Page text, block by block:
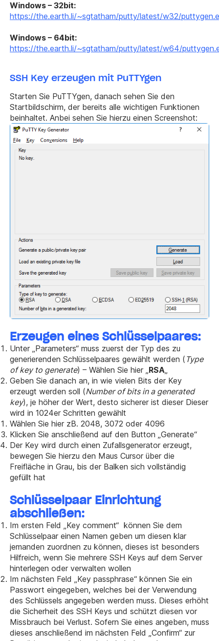
Windows – 32bit:
https://the.earth.li/~sgtatham/putty/latest/w32/
Windows – 64bit:
https://the.earth.li/~sgtatham/putty/latest/w64/
SSH Key erzeugen mit PuTTYgen
Starten Sie PuTTYgen, danach sehen Sie den
Startbildschirm, der bereits alle wichtigen Funktionen
beinhaltet. Anbei sehen Sie hierzu einen Screenshot:
Erzeugen eines Schlüsselpaares:
Unter „Parameters“ muss zuerst der Typ des zu
generierenden Schlüsselpaares gewählt werden ( Type
of key to generate) – Wählen Sie hier „RSA„
Geben Sie danach an, in wie vielen Bits der Key
erzeugt werden soll (Number of bits in a generated
key), je höher der Wert, desto sicherer ist dieser Dieser
wird in 1024er Schritten gewählt
Wählen Sie hier zB. 2048, 3072 oder 4096
Klicken Sie anschließend auf den Button „Generate“
Der Key wird durch einen Zufallsgenerator erzeugt,
bewegen Sie hierzu den Maus Cursor über die
Freifläche in Grau, bis der Balken sich vollständig
gefüllt hat
Schlüsselpaar Einrichtung
abschließen:
Im ersten Feld „Key comment“ können Sie dem
Schlüsselpaar einen Namen geben um diesen klar
jemanden zuordnen zu können, dieses ist besonders
Hilfreich, wenn Sie mehrere SSH Keys auf dem Server
hinterlegen oder verwalten wollen
Im nächsten Feld „Key passphrase“ können Sie ein
Passwort eingegeben, welches bei der Verwendung
des Schlüssels angegeben werden muss. Dieses erhöht
die Sicherheit des SSH Keys und schützt diesen vor
Missbrauch bei Verlust. Sofern Sie eines angeben, muss
dieses anschließend im nächsten Feld „Confirm“ zur